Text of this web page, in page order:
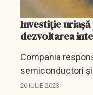
Investiție
dezvoltarea
Compania
semiconductori
domeniul
26 IULIE 2023